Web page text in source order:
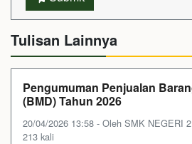
Tulisan Lainnya
Pengumuman Penjualan
(BMD) Tahun 2026
20/04/2026 13:58 - Oleh SMK NEGERI
213 kali